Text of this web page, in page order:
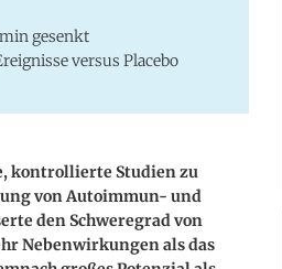
gesenkt
versus Placebo
kontrollierte Studien zu
von Autoimmun- und
den Schweregrad von
Nebenwirkungen als das